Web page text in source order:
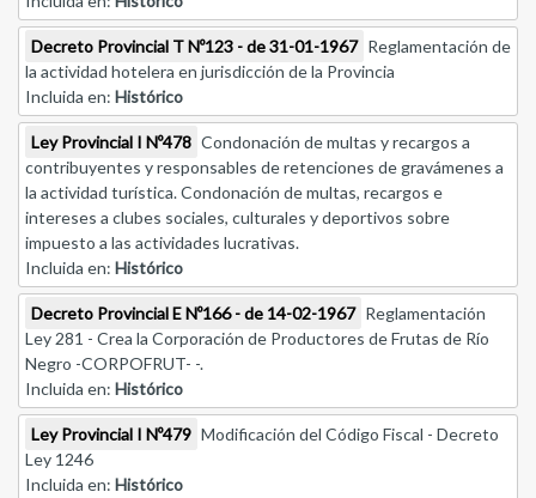
Decreto Provincial T Nº123 - de 31-01-1967 Reglamentación de
la actividad hotelera en jurisdicción de la Provincia
Incluida en: Histórico
Ley Provincial I Nº478 Condonación de multas y recargos a
contribuyentes y responsables de retenciones de gravámenes a
la actividad turística. Condonación de multas, recargos e
intereses a clubes sociales, culturales y deportivos sobre
impuesto a las actividades lucrativas.
Incluida en: Histórico
Decreto Provincial E Nº166 - de 14-02-1967 Reglamentación
Ley 281 - Crea la Corporación de Productores de Frutas de Río
Negro -CORPOFRUT- -.
Incluida en: Histórico
Ley Provincial I Nº479 Modificación del Código Fiscal - Decreto
Ley 1246
Incluida en: Histórico